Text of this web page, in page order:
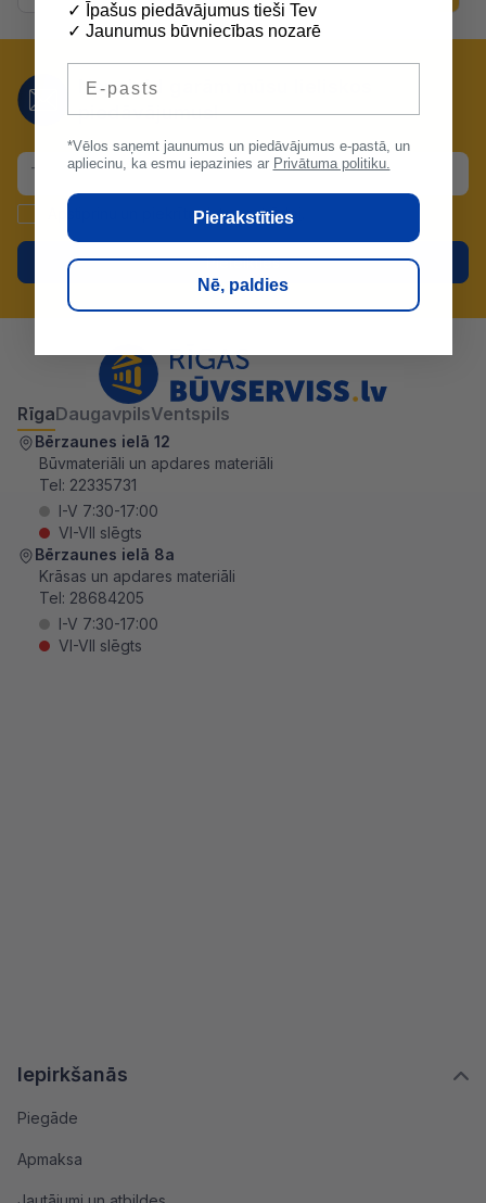
Nepalaid garām mūsu lieliskos
piedāvājumus!
Apstiprinu un piekrītudatu apstrādei
Pieteikties
Iepirkšanās
Piegāde
Apmaksa
RīgaDaugavpilsVentspils
Bērzaunes ielā 12
Būvmateriāli un apdares materiāli
Tel: 22335731
I-V 7:30-17:00
VI-VII slēgts
Bērzaunes ielā 8a
Krāsas un apdares materiāli
Tel: 28684205
I-V 7:30-17:00
VI-VII slēgts
✓ Īpašus piedāvājumus tieši Tev
✓ Jaunumus būvniecības nozarē
*Vēlos saņemt jaunumus un piedāvājumus e-pastā, un
apliecinu, ka esmu iepazinies ar Privātuma politiku.
Pierakstīties
Nē, paldies